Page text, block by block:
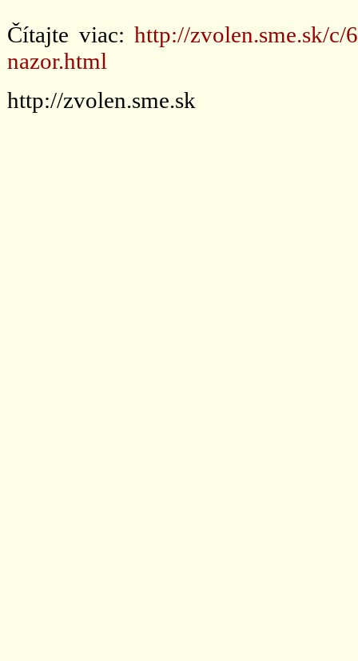
Čítajte viac: http://zvolen.sme.sk/
nazor.html
http://zvolen.sme.sk